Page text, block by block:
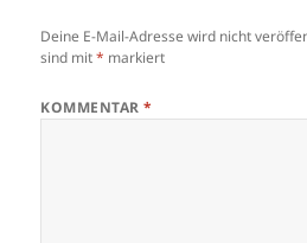
Deine E-Mail-Adresse wird nicht
sind mit* markiert
KOMMENTAR*